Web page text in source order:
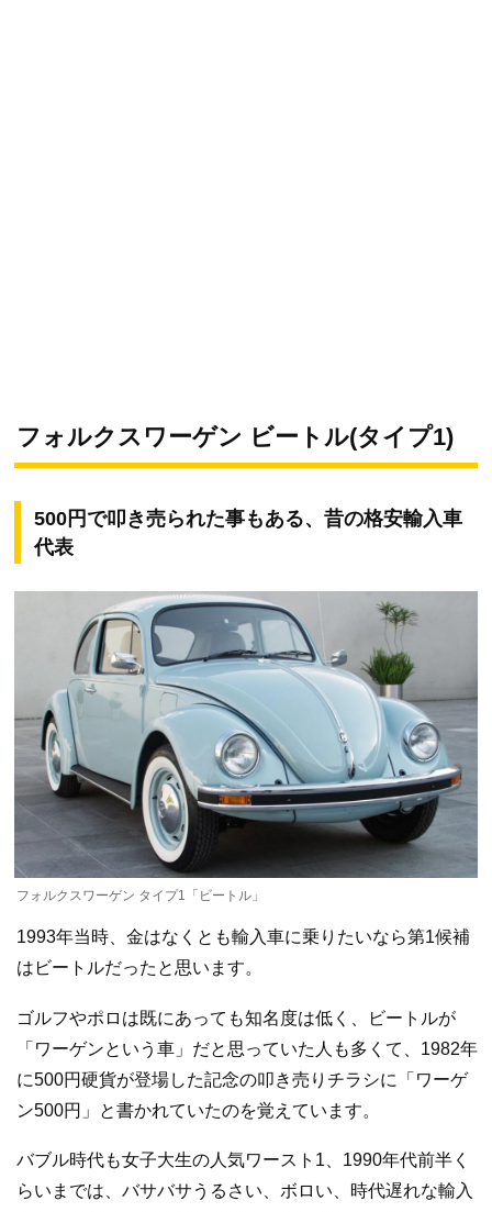
フォルクスワーゲン ビートル(タイプ1)
500円で叩き売られた事もある、昔の格安輸入車
代表
フォルクスワーゲン タイプ1「ビートル」
1993年当時、金はなくとも輸入車に乗りたいなら第1候補
はビートルだったと思います。
ゴルフやポロは既にあっても知名度は低く、ビートルが
「ワーゲンという車」だと思っていた人も多くて、1982年
に500円硬貨が登場した記念の叩き売りチラシに「ワーゲ
ン500円」と書かれていたのを覚えています。
バブル時代も女子大生の人気ワースト1、1990年代前半く
らいまでは、バサバサうるさい、ボロい、時代遅れな輸入